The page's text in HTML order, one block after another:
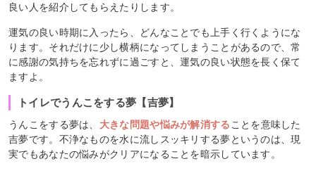
良い人を紹介してもらえたりします。
運気の良い時期に入ったら、どんなことでも上手く行くようにな
ります。それだけに少し横柄になってしまうことがあるので、常
に感謝の気持ちを忘れずに過ごすと、運気の良い状態を長く保て
ますよ。
トイレでうんこをする夢【吉夢】
うんこをする夢は、 大きな問題や悩みが解消することを意味した
吉夢です。不浄なものを水に流しスッキリする夢というのは、現
実でもあなたの悩みがクリアになることを暗示しています。